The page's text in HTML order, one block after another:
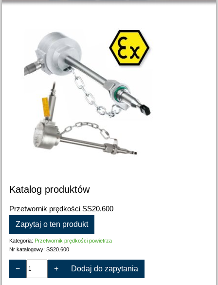
Katalog produktów
Przetwornik prędkości SS20.600
Zapytaj o ten produkt
Kategoria: Przetwornik prędkości powietrza
Nr katalogowy:SS20.600
− + Dodaj do zapytania